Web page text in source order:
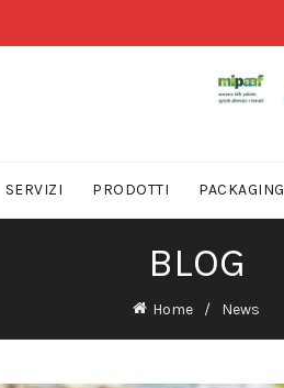
SERVIZI PRODOTTI PACKAGING
BLOG
Home News